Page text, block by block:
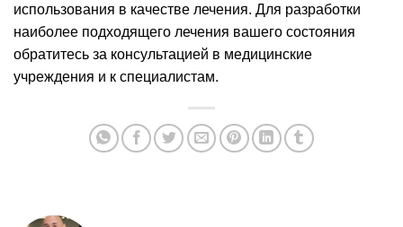
использования в качестве лечения. Для разработки
наиболее подходящего лечения вашего состояния
обратитесь за консультацией в медицинские
учреждения и к специалистам.